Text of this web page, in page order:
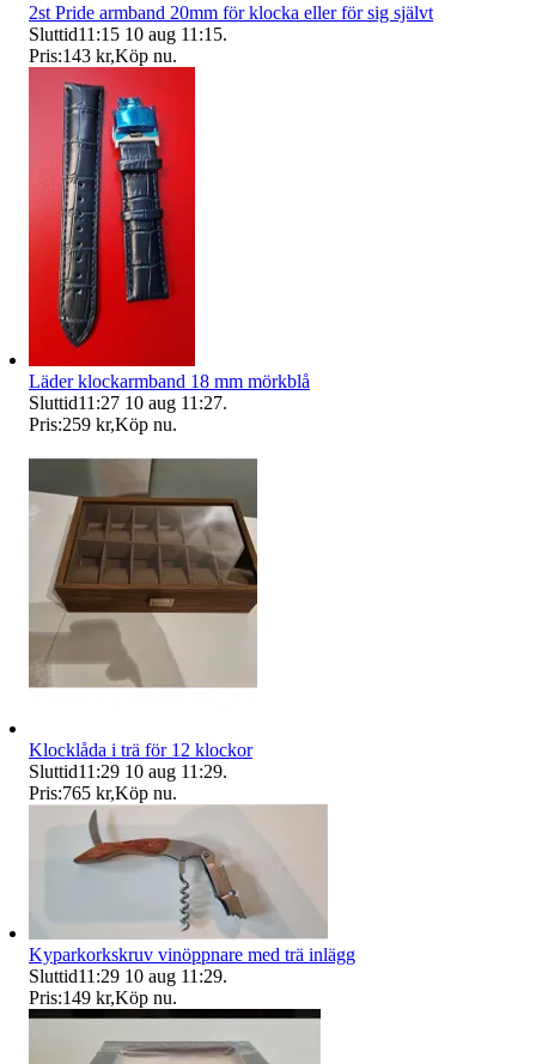
2st Pride armband 20mm för klocka eller för sig självt
Sluttid11:15 10 aug 11:15.
Pris:143 kr,Köp nu.
Läder klockarmband 18 mm mörkblå
Sluttid11:27 10 aug 11:27.
Pris:259 kr,Köp nu.
Klocklåda i trä för 12 klockor
Sluttid11:29 10 aug 11:29.
Pris:765 kr,Köp nu.
Kyparkorkskruv vinöppnare med trä inlägg
Sluttid11:29 10 aug 11:29.
Pris:149 kr,Köp nu.